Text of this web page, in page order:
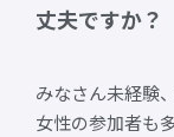
丈夫ですか？
みなさん未経験
女性の参加者も